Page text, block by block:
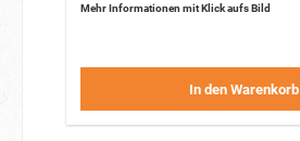
Mehr Informationen mit Klick aufs Bild
In den Warenkorb